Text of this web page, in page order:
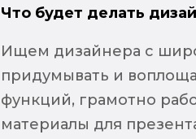
Что будет делать
Ищем дизайнера с
придумывать и
функций, грамотно
материалы для